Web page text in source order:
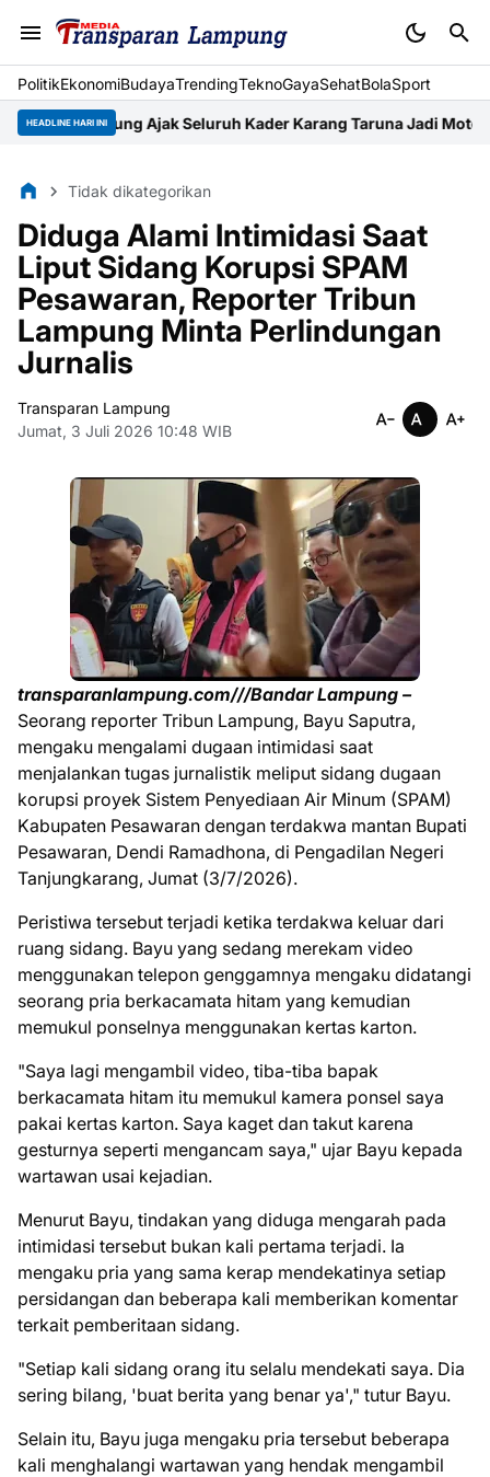
PolitikEkonomiBudayaTrendingTeknoGayaSehatBolaSport
HEADLINE HARI INI
Lampung Ajak Seluruh Kader Karang Taruna Jadi Motor
Tidak dikategorikan
Diduga Alami Intimidasi Saat
Liput Sidang Korupsi SPAM
Pesawaran, Reporter Tribun
Lampung Minta Perlindungan
Jurnalis
Transparan Lampung
Jumat, 3 Juli 2026 10:48 WIB
transparanlampung.com///Bandar Lampung –
Seorang reporter Tribun Lampung, Bayu Saputra,
mengaku mengalami dugaan intimidasi saat
menjalankan tugas jurnalistik meliput sidang dugaan
korupsi proyek Sistem Penyediaan Air Minum (SPAM)
Kabupaten Pesawaran dengan terdakwa mantan Bupati
Pesawaran, Dendi Ramadhona, di Pengadilan Negeri
Tanjungkarang, Jumat (3/7/2026).
Peristiwa tersebut terjadi ketika terdakwa keluar dari
ruang sidang. Bayu yang sedang merekam video
menggunakan telepon genggamnya mengaku didatangi
seorang pria berkacamata hitam yang kemudian
memukul ponselnya menggunakan kertas karton.
"Saya lagi mengambil video, tiba-tiba bapak
berkacamata hitam itu memukul kamera ponsel saya
pakai kertas karton. Saya kaget dan takut karena
gesturnya seperti mengancam saya," ujar Bayu kepada
wartawan usai kejadian.
Menurut Bayu, tindakan yang diduga mengarah pada
intimidasi tersebut bukan kali pertama terjadi. Ia
mengaku pria yang sama kerap mendekatinya setiap
persidangan dan beberapa kali memberikan komentar
terkait pemberitaan sidang.
"Setiap kali sidang orang itu selalu mendekati saya. Dia
sering bilang, 'buat berita yang benar ya'," tutur Bayu.
Selain itu, Bayu juga mengaku pria tersebut beberapa
kali menghalangi wartawan yang hendak mengambil